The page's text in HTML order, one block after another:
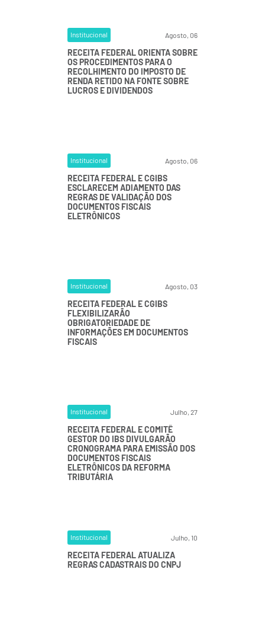
Institucional Agosto, 06
RECEITA FEDERAL ORIENTA SOBRE
OS PROCEDIMENTOS PARA O
RECOLHIMENTO DO IMPOSTO DE
RENDA RETIDO NA FONTE SOBRE
LUCROS E DIVIDENDOS
Institucional Agosto, 06
RECEITA FEDERAL E CGIBS
ESCLARECEM ADIAMENTO DAS
REGRAS DE VALIDAÇÃO DOS
DOCUMENTOS FISCAIS
ELETRÔNICOS
Institucional Agosto, 03
RECEITA FEDERAL E CGIBS
FLEXIBILIZARÃO
OBRIGATORIEDADE DE
INFORMAÇÕES EM DOCUMENTOS
FISCAIS
Institucional Julho, 27
RECEITA FEDERAL E COMITÊ
GESTOR DO IBS DIVULGARÃO
CRONOGRAMA PARA EMISSÃO DOS
DOCUMENTOS FISCAIS
ELETRÔNICOS DA REFORMA
TRIBUTÁRIA
Institucional Julho, 10
RECEITA FEDERAL ATUALIZA
REGRAS CADASTRAIS DO CNPJ